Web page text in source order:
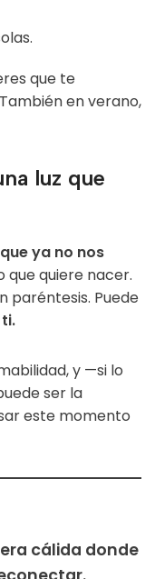
que te
en verano,
luz que
ya no nos
que quiere nacer.
paréntesis. Puede
y —si lo
ser la
este momento
cálida donde